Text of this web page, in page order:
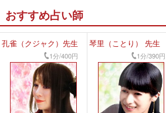
おすすめ占い師
孔雀（クジャク）先生
1分/400円
琴里（ことり） 先生
1分/390円